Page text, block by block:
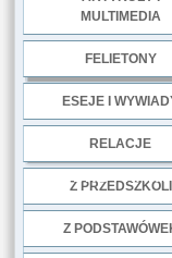
MULTIMEDIA
FELIETONY
ESEJE I
RELACJE
Z PRZEDSZKOLI
Z